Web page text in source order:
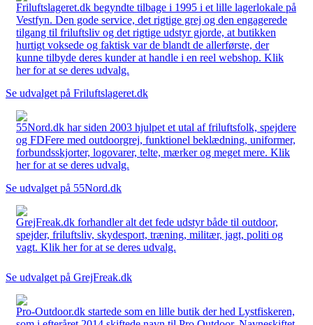
Friluftslageret.dk begyndte tilbage i 1995 i et lille lagerlokale på
Vestfyn. Den gode service, det rigtige grej og den engagerede
tilgang til friluftsliv og det rigtige udstyr gjorde, at butikken
hurtigt voksede og faktisk var de blandt de allerførste, der
kunne tilbyde deres kunder at handle i en reel webshop. Klik
her for at se deres udvalg.
Se udvalget på Friluftslageret.dk
55Nord.dk har siden 2003 hjulpet et utal af friluftsfolk, spejdere
og FDFere med outdoorgrej, funktionel beklædning, uniformer,
forbundsskjorter, logovarer, telte, mærker og meget mere. Klik
her for at se deres udvalg.
Se udvalget på 55Nord.dk
GrejFreak.dk forhandler alt det fede udstyr både til outdoor,
spejder, friluftsliv, skydesport, træning, militær, jagt, politi og
vagt. Klik her for at se deres udvalg.
Se udvalget på GrejFreak.dk
Pro-Outdoor.dk startede som en lille butik der hed Lystfiskeren,